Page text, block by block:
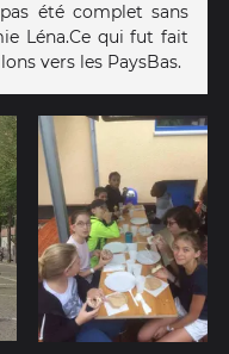
été complet sans
Léna. Ce qui fut fait
vers les PaysBas.